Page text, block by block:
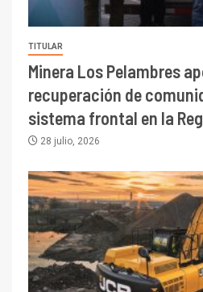
TITULAR
Minera Los Pelambres
recuperación de
sistema frontal en la
28 julio, 2026